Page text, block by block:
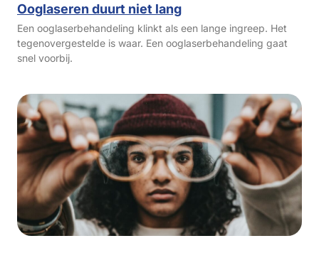
Ooglaseren duurt niet lang
Een ooglaserbehandeling klinkt als een lange ingreep. Het
tegenovergestelde is waar. Een ooglaserbehandeling gaat
snel voorbij.